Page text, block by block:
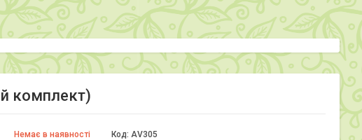
комплект)
Немає в наявності Код: AV305